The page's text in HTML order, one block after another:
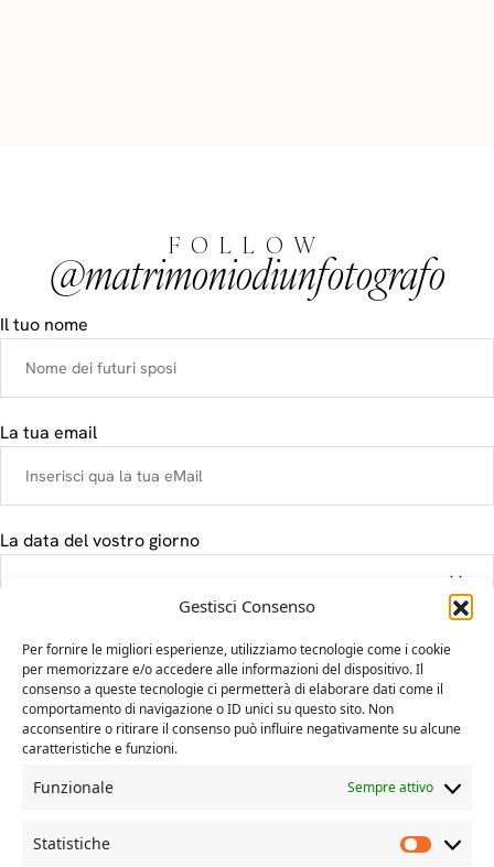
Gestisci Consenso
Per fornire le migliori esperienze, utilizziamo tecnologie come i cookie
per memorizzare e/o accedere alle informazioni del dispositivo. Il
consenso a queste tecnologie ci permetterà di elaborare dati come il
comportamento di navigazione o ID unici su questo sito. Non
acconsentire o ritirare il consenso può influire negativamente su alcune
caratteristiche e funzioni.
Funzionale Sempre attivo
Statistiche
FOLLOW
@matrimoniodiunfotografo
Il tuo nome
La tua email
La data del vostro giorno
Il tuo messaggio